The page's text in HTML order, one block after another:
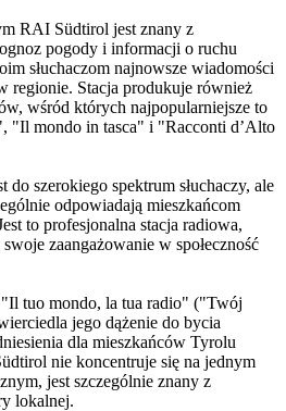
RAI Südtirol jest znany z
pogody i informacji o ruchu
słuchaczom najnowsze wiadomości
regionie. Stacja produkuje również
wśród których najpopularniejsze to
"Il mondo in tasca" i "Racconti d’Alto
szerokiego spektrum słuchaczy, ale
odpowiadają mieszkańcom
to profesjonalna stacja radiowa,
zaangażowanie w społeczność
tuo mondo, la tua radio" ("Twój
jego dążenie do bycia
dla mieszkańców Tyrolu
nie koncentruje się na jednym
jest szczególnie znany z
lokalnej.